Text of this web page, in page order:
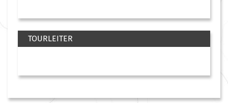
TOURLEITER